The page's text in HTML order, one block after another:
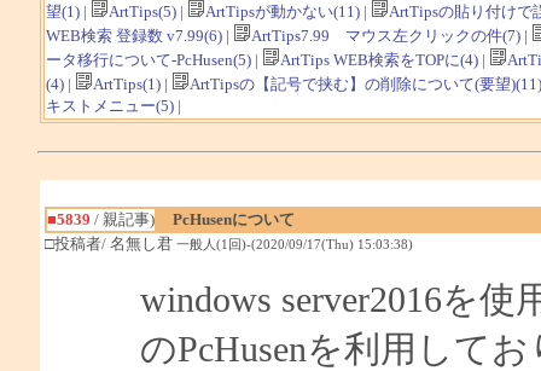
望(1)| ArtTips(5)| ArtTipsが動かない(11)|
ArtTipsの貼り付けで
WEB検索 登録数 v7.99(6)| ArtTips7.99 マウス左クリックの件(7)|
ータ移行について-PcHusen(5)| ArtTips WEB検索をTOPに(4)|
(4)| ArtTips(1)|
ArtTipsの【記号で挟む】の削除について(要望)(11)
キストメニュー(5)|
■5839 / 親記事)
PcHusenについて
□投稿者/ 名無し君 一般人(1回)-(2020/09/17(Thu) 15:03:38)
windows server2016を
のPcHusenを利用して